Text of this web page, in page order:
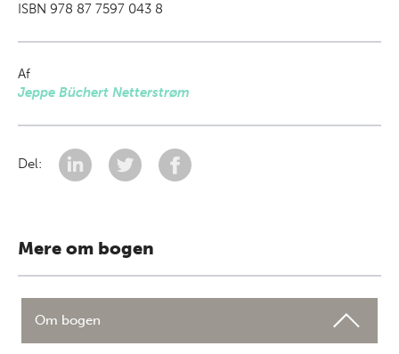
ISBN 978 87 7597 043 8
Af
Jeppe Büchert Netterstrøm
Del:
Mere om bogen
Om bogen